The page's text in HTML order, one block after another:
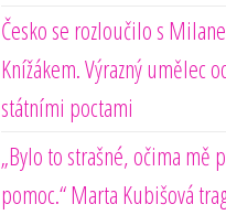
Česko se rozloučilo s
Knížákem. Výrazný umělec
státními poctami
„Bylo to strašné, očima mě
pomoc.“ Marta Kubišová